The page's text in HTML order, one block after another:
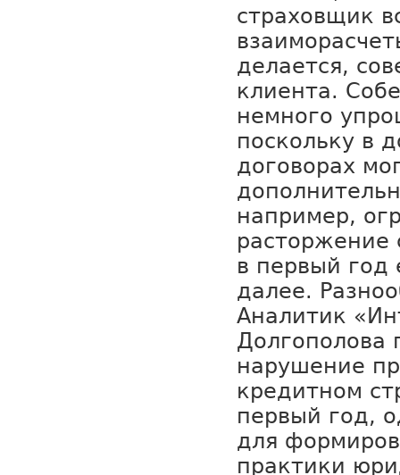
страховщик
делается,
клиента.
немного
поскольку в
договорах
например,
расторжение
в первый год
далее.
Аналитик
Долгополова
нарушение
кредитном
первый год,
для
практики